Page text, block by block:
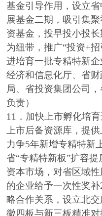
基金引导作用，设立
展基金二期，吸引集
资基金，投早投小投
为纽带，推广“投资+招
进培育一批专精特新
经济和信息化厅、省
局、省投资集团公司
负责）
11．加快上市孵化培
上市后备资源库，提
力争5年新增专精特新
省“专精特新板”扩容
资本市场，对省区域
的企业给予一次性奖
略合作关系，设立北
徽四板与新三板精准